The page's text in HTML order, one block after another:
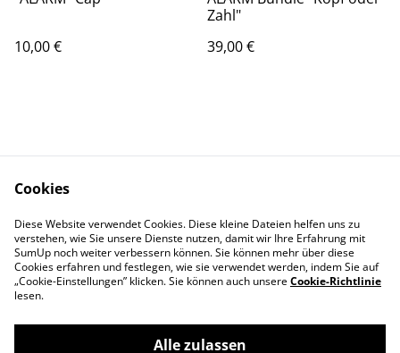
10,00 €
Zahl"
39,00 €
Datenschutz
Cookie Einstellungen
Impressum
Cookies
Diese Website verwendet Cookies. Diese kleine Dateien helfen uns zu
verstehen, wie Sie unsere Dienste nutzen, damit wir Ihre Erfahrung mit
SumUp noch weiter verbessern können. Sie können mehr über diese
Cookies erfahren und festlegen, wie sie verwendet werden, indem Sie auf
„Cookie-Einstellungen” klicken. Sie können auch unsereCookie-Richtlinie
lesen.
Alle zulassen